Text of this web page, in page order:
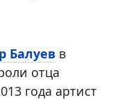
Балуев в
отца
года артист